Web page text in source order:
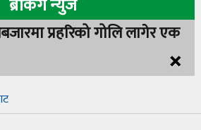
ब्रेकिंग न्युज
प्रहरिको गोलि लागेर एक
×